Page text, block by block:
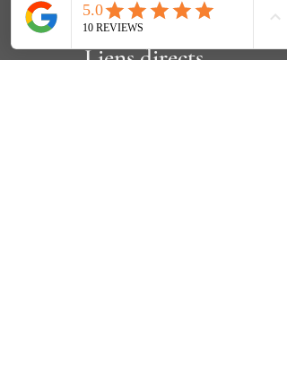
Liens directs